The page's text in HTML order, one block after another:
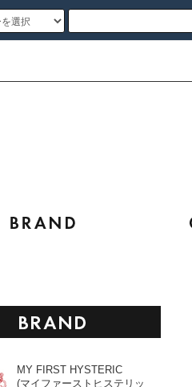
MY FIRST HYSTERIC
(マイファーストヒステリッ